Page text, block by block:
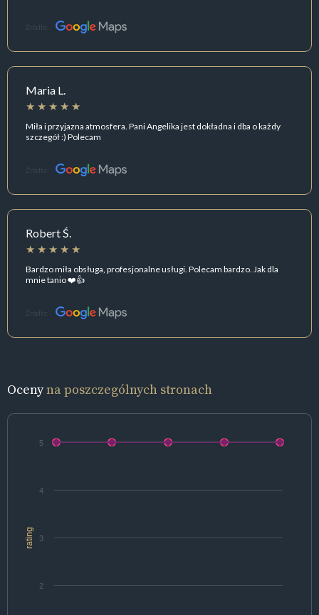
Źródło:
Maria L.
Miła i przyjazna atmosfera. Pani Angelika jest dokładna i dba o każdy
szczegół :) Polecam
Źródło:
Robert Ś.
Bardzo miła obsługa, profesjonalne usługi. Polecam bardzo. Jak dla
mnie tanio ❤️👍
Źródło:
Ocenyna poszczególnych stronach
rating
2
3
4
5